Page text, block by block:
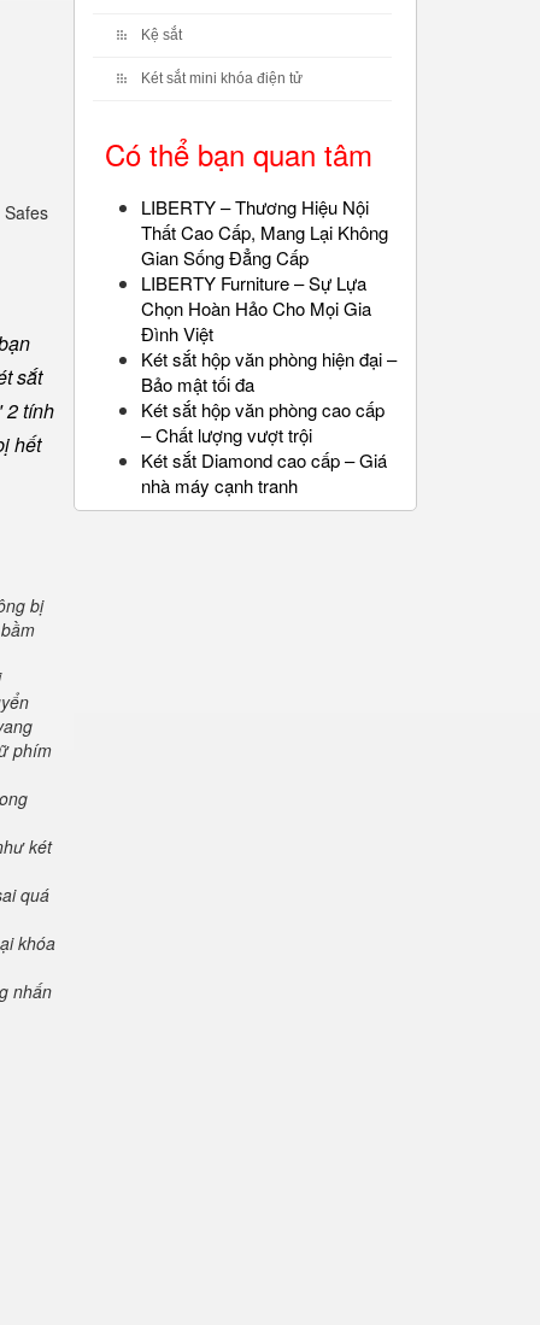
sắt
2 tính
hết
bị
phím
két
quá
khóa
nhấn
Kệ sắt
Két sắt mini khóa điện tử
Có thể bạn quan tâm
LIBERTY – Thương Hiệu Nội
Thất Cao Cấp, Mang Lại Không
Gian Sống Đẳng Cấp
LIBERTY Furniture – Sự Lựa
Chọn Hoàn Hảo Cho Mọi Gia
Đình Việt
Két sắt hộp văn phòng hiện đại –
Bảo mật tối đa
Két sắt hộp văn phòng cao cấp
– Chất lượng vượt trội
Két sắt Diamond cao cấp – Giá
nhà máy cạnh tranh